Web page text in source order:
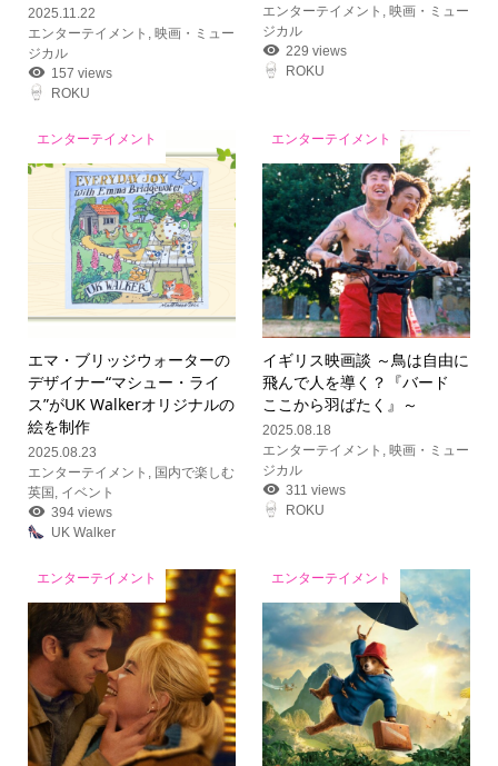
2025.11.22
エンターテイメント , 映画・ミュー
ジカル
157 views
ROKU
エンターテイメント , 映画・ミュー
ジカル
229 views
ROKU
エンターテイメント
エマ・ブリッジウォーターの
デザイナー“マシュー・ライ
ス”がUK Walkerオリジナルの
絵を制作
2025.08.23
エンターテイメント
国内で楽しむ
英国 イベント
394 views
UK Walker
エンターテイメント
イギリス映画談 ～鳥は自由に
飛んで人を導く？『バード
ここから羽ばたく』～
2025.08.18
エンターテイメント
,映画・ミュー
ジカル
311 views
ROKU
エンターテイメント エンターテイメント